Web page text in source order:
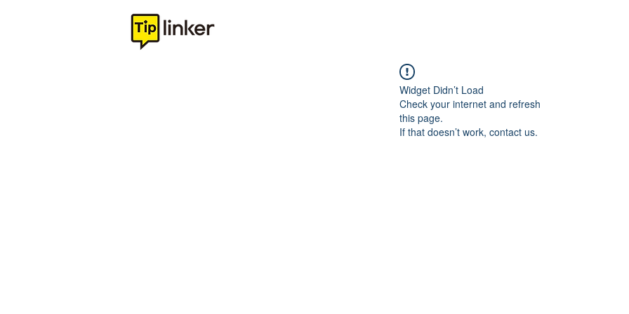
Widget Didn’t Load
Check your internet and refresh
this page.
If that doesn’t work, contact us.